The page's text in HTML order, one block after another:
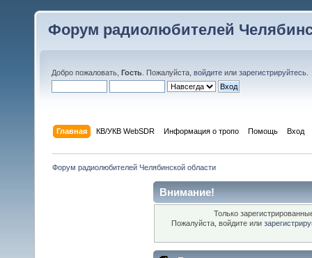
Форум радиолюбителей
Добро пожаловать, Гость . Пожалуйста, войдите или зарегистрируйтесь
Главная КВ/УКВ WebSDR Информация о тропо Помощь Вход
Форум радиолюбителей Челябинской области
Внимание!
Только
Пожалуйста, войдите или